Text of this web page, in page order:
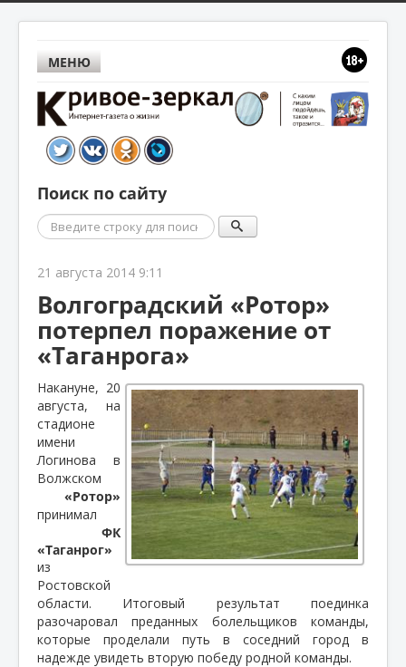
МЕНЮ
Поиск по сайту
Поиск
21 августа 2014 9:11
Волгоградский «Ротор»
потерпел поражение от
«Таганрога»
Накануне, 20
августа, на
стадионе
имени
Логинова в
Волжском
«Ротор»
принимал
ФК
«Таганрог»
из
Ростовской
области. Итоговый результат поединка
разочаровал преданных болельщиков команды,
которые проделали путь в соседний город в
надежде увидеть вторую победу родной команды.